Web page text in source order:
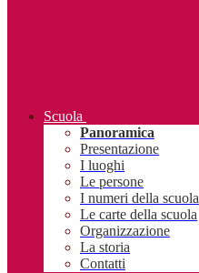
Scuola
Panoramica
Presentazione
I luoghi
Le persone
I numeri della scuola
Le carte della scuola
Organizzazione
La storia
Contatti